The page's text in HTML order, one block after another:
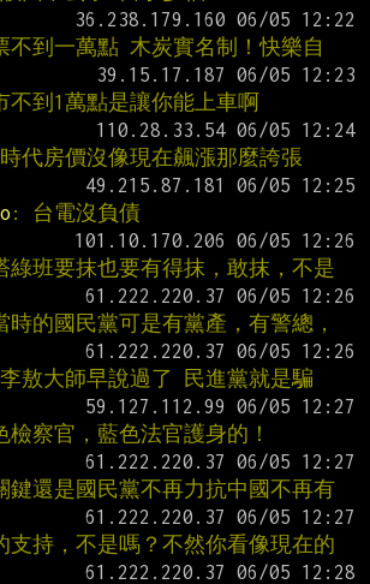
不到一萬點 木炭實名制！快樂自
不到1萬點是讓你能上車啊
代房價沒像現在飆漲那麼誇張
: 台電沒負債
班要抹也要有得抹，敢抹，不是
的國民黨可是有黨產，有警總，
敖大師早說過了 民進黨就是騙
察官，藍色法官護身的！
還是國民黨不再力抗中國不再有
持，不是嗎？不然你看像現在的